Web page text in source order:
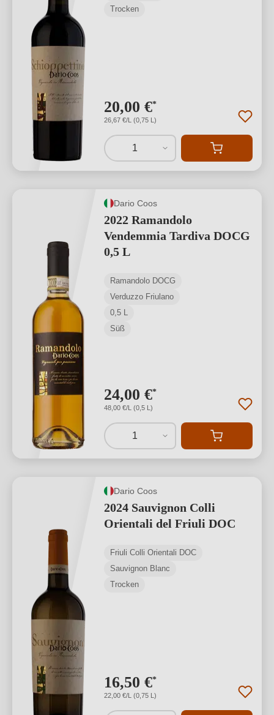
Trocken
20,00 €*
26,67 €/L (0,75 L)
1
Dario Coos
2022 Ramandolo
Vendemmia Tardiva DOCG
0,5 L
Ramandolo DOCG
Verduzzo Friulano
0,5 L
Süß
24,00 €*
48,00 €/L (0,5 L)
1
Dario Coos
2024 Sauvignon Colli
Orientali del Friuli DOC
Friuli Colli Orientali DOC
Sauvignon Blanc
Trocken
16,50 €*
22,00 €/L (0,75 L)